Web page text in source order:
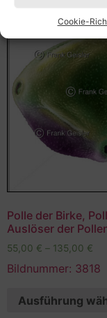
Cookie-
Polle der Birke,
Auslöser der
55,00 € – 135,00 €
Bildnummer: 3818
Ausführung